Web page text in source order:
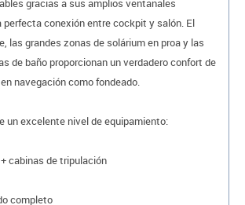
gracias a sus amplios ventanales
perfecta conexión entre cockpit y salón. El
las grandes zonas de solárium en proa y las
de baño proporcionan un verdadero confort de
navegación como fondeado.
un excelente nivel de equipamiento:
cabinas de tripulación
completo